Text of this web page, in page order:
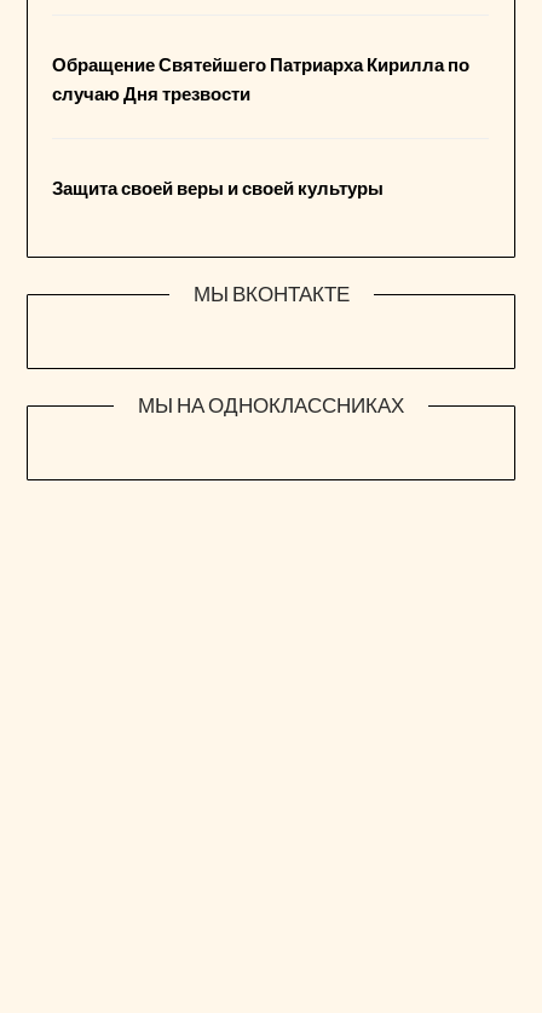
Обращение Святейшего Патриарха Кирилла по
случаю Дня трезвости
Защита своей веры и своей культуры
МЫ ВКОНТАКТЕ
МЫ НА ОДНОКЛАССНИКАХ